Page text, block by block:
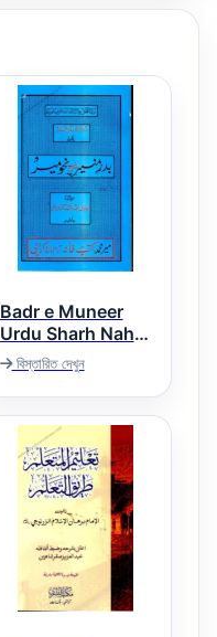
Badr e Muneer
Urdu Sharh Nahw
Meer بدر منیر اردو
شرح نحومیر
বিস্তারিত দেখুন